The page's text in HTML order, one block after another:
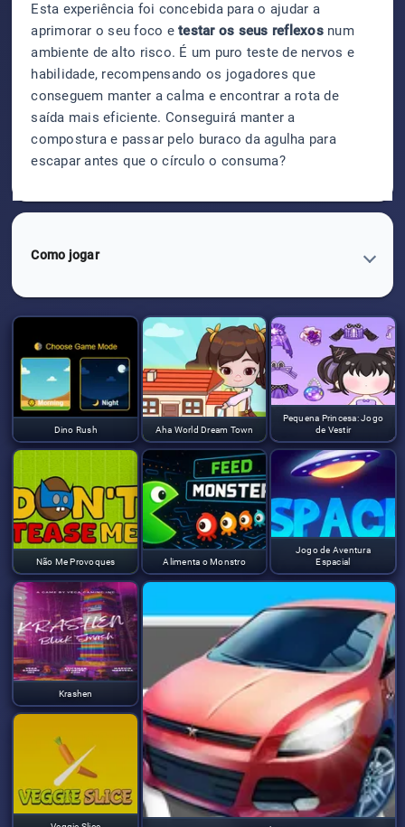
Esta experiência foi concebida para o ajudar a
aprimorar o seu foco etestar os seus reflexosnum
ambiente de alto risco. É um puro teste de nervos e
habilidade, recompensando os jogadores que
conseguem manter a calma e encontrar a rota de
saída mais eficiente. Conseguirá manter a
compostura e passar pelo buraco da agulha para
escapar antes que o círculo o consuma?
Como jogar
Dino Rush Aha World Dream Town
Pequena Princesa: Jogo
de Vestir
Não Me Provoques Alimenta o Monstro
Jogo de Aventura
Espacial
Krashen